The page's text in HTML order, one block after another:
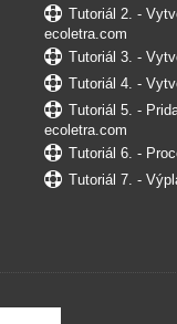
Tutoriál 2. -
ecoletra.com
Tutoriál 3. -
Tutoriál 4. -
Tutoriál 5. -
ecoletra.com
Tutoriál 6. -
Tutoriál 7. -